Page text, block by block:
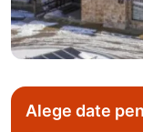
Alege date